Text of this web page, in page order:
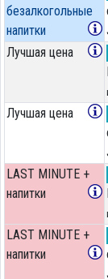
безалкогольные
напитки
Лучшая цена
Лучшая цена
LAST MINUTE +
напитки
LAST MINUTE +
напитки